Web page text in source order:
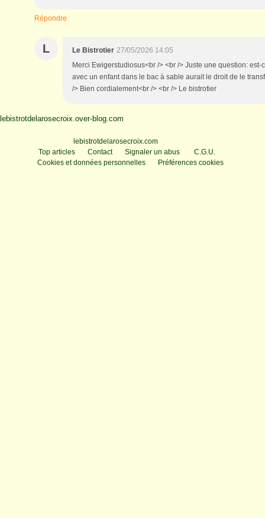
Répondre
L Le Bistrotier 27/05/2026 14:05
Merci Ewigerstudiosus<br /> <br /> Juste une question:
avec un enfant dans le bac à sable aurait le droit de le
/> Bien cordialement<br /> <br /> Le bistrotier
lebistrotdelarosecroix.over-blog.com
lebistrotdelarosecroix.com
Top articles
Contact Signaler un abus
C.G.U.
Cookies et données personnelles
Préférences cookies